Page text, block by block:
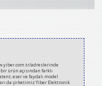
adreslerinde
ürün açısından farklı
eser ve faydalı model
da şirketimiz Yiber Elektronik